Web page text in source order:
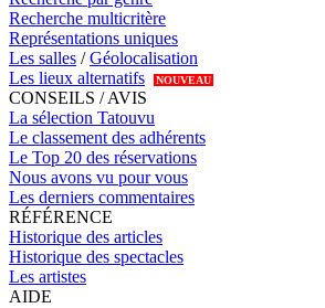
Recherche multicritère
Représentations uniques
Les salles /Géolocalisation
Les lieux alternatifs
NOUVEAU
CONSEILS / AVIS
La sélection Tatouvu
Le classement des adhérents
Le Top 20 des réservations
Nous avons vu pour vous
Les derniers commentaires
RÉFÉRENCE
Historique des articles
Historique des spectacles
Les artistes
AIDE